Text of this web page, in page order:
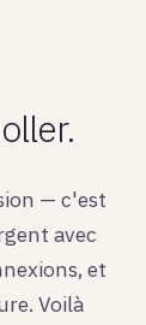
— c'est
avec
et
Voilà